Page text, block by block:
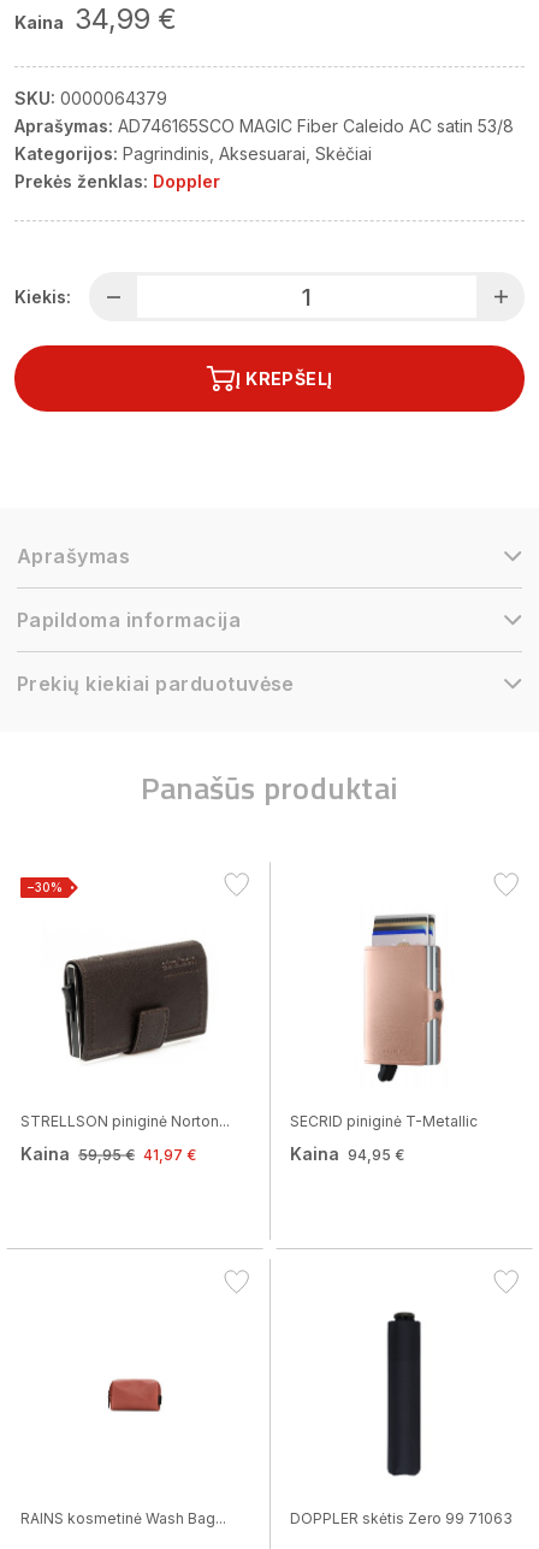
Kaina 34,99 €
SKU: 0000064379
Aprašymas: AD746165SCO MAGIC Fiber Caleido AC satin 53/8
Kategorijos: Pagrindinis Aksesuarai Skėčiai
Prekės ženklas: Doppler
Kiekis:
Į KREPŠELĮ
Aprašymas
Papildoma informacija
Prekių kiekiai parduotuvėse
Panašūs produktai
−30%
STRELLSON piniginė Norton...
Kaina 59,95 € 41,97 €
SECRID piniginė T-Metallic
Kaina 94,95 €
RAINS kosmetinė Wash Bag... DOPPLER skėtis Zero 99 71063